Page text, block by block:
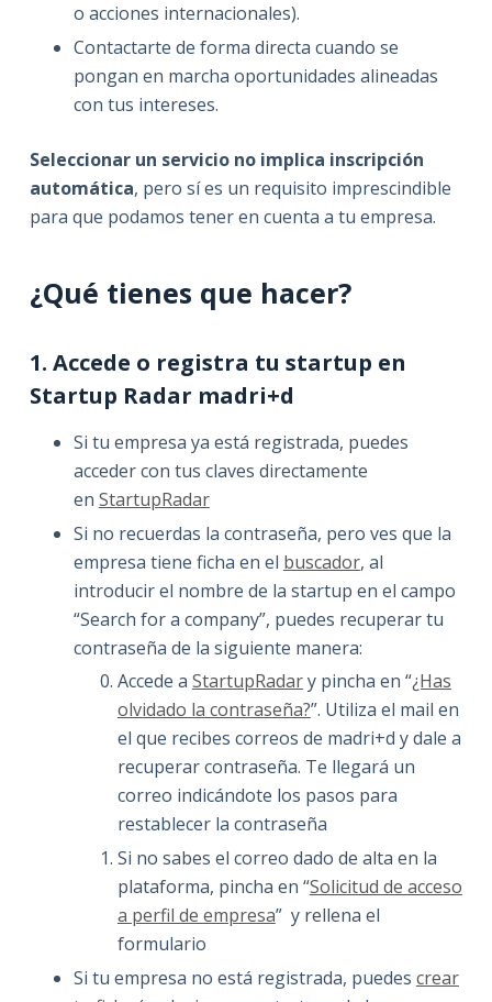
o acciones internacionales).
Contactarte de forma directa cuando se
pongan en marcha oportunidades alineadas
con tus intereses.
Seleccionar un servicio no implica inscripción
automática, pero sí es un requisito imprescindible
para que podamos tener en cuenta a tu empresa.
¿Qué tienes que hacer?
1. Accede o registra tu startup en
Startup Radar madri+d
Si tu empresa ya está registrada, puedes
acceder con tus claves directamente
en StartupRadar
Si no recuerdas la contraseña, pero ves que la
empresa tiene ficha en el buscador, al
introducir el nombre de la startup en el campo
“Search for a company”, puedes recuperar tu
contraseña de la siguiente manera:
Accede a StartupRadary pincha en “¿Has
olvidado la contraseña?”. Utiliza el mail en
el que recibes correos de madri+d y dale a
recuperar contraseña. Te llegará un
correo indicándote los pasos para
restablecer la contraseña
Si no sabes el correo dado de alta en la
plataforma, pincha en “Solicitud de acceso
a perfil de empresa” y rellena el
formulario
Si tu empresa no está registrada, puedes crear